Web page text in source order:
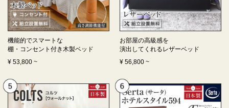
機能的でスマートな
棚・コンセント付き 木製ベッド
¥ 53,800 ~
お部屋の高級感を
演出してくれるレザーベッド
¥ 56,800 ~